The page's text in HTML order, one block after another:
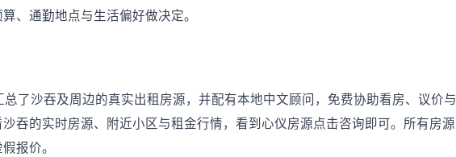
、通勤地点与生活偏好做决定。
了沙吞及周边的真实出租房源，并配有本地中文顾问，免费协助看房、议价与
吞的实时房源、附近小区与租金行情，看到心仪房源点击咨询即可。所有房源
报价。